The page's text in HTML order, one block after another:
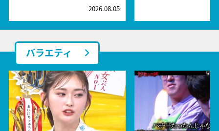
2026.08.05
バラエティ